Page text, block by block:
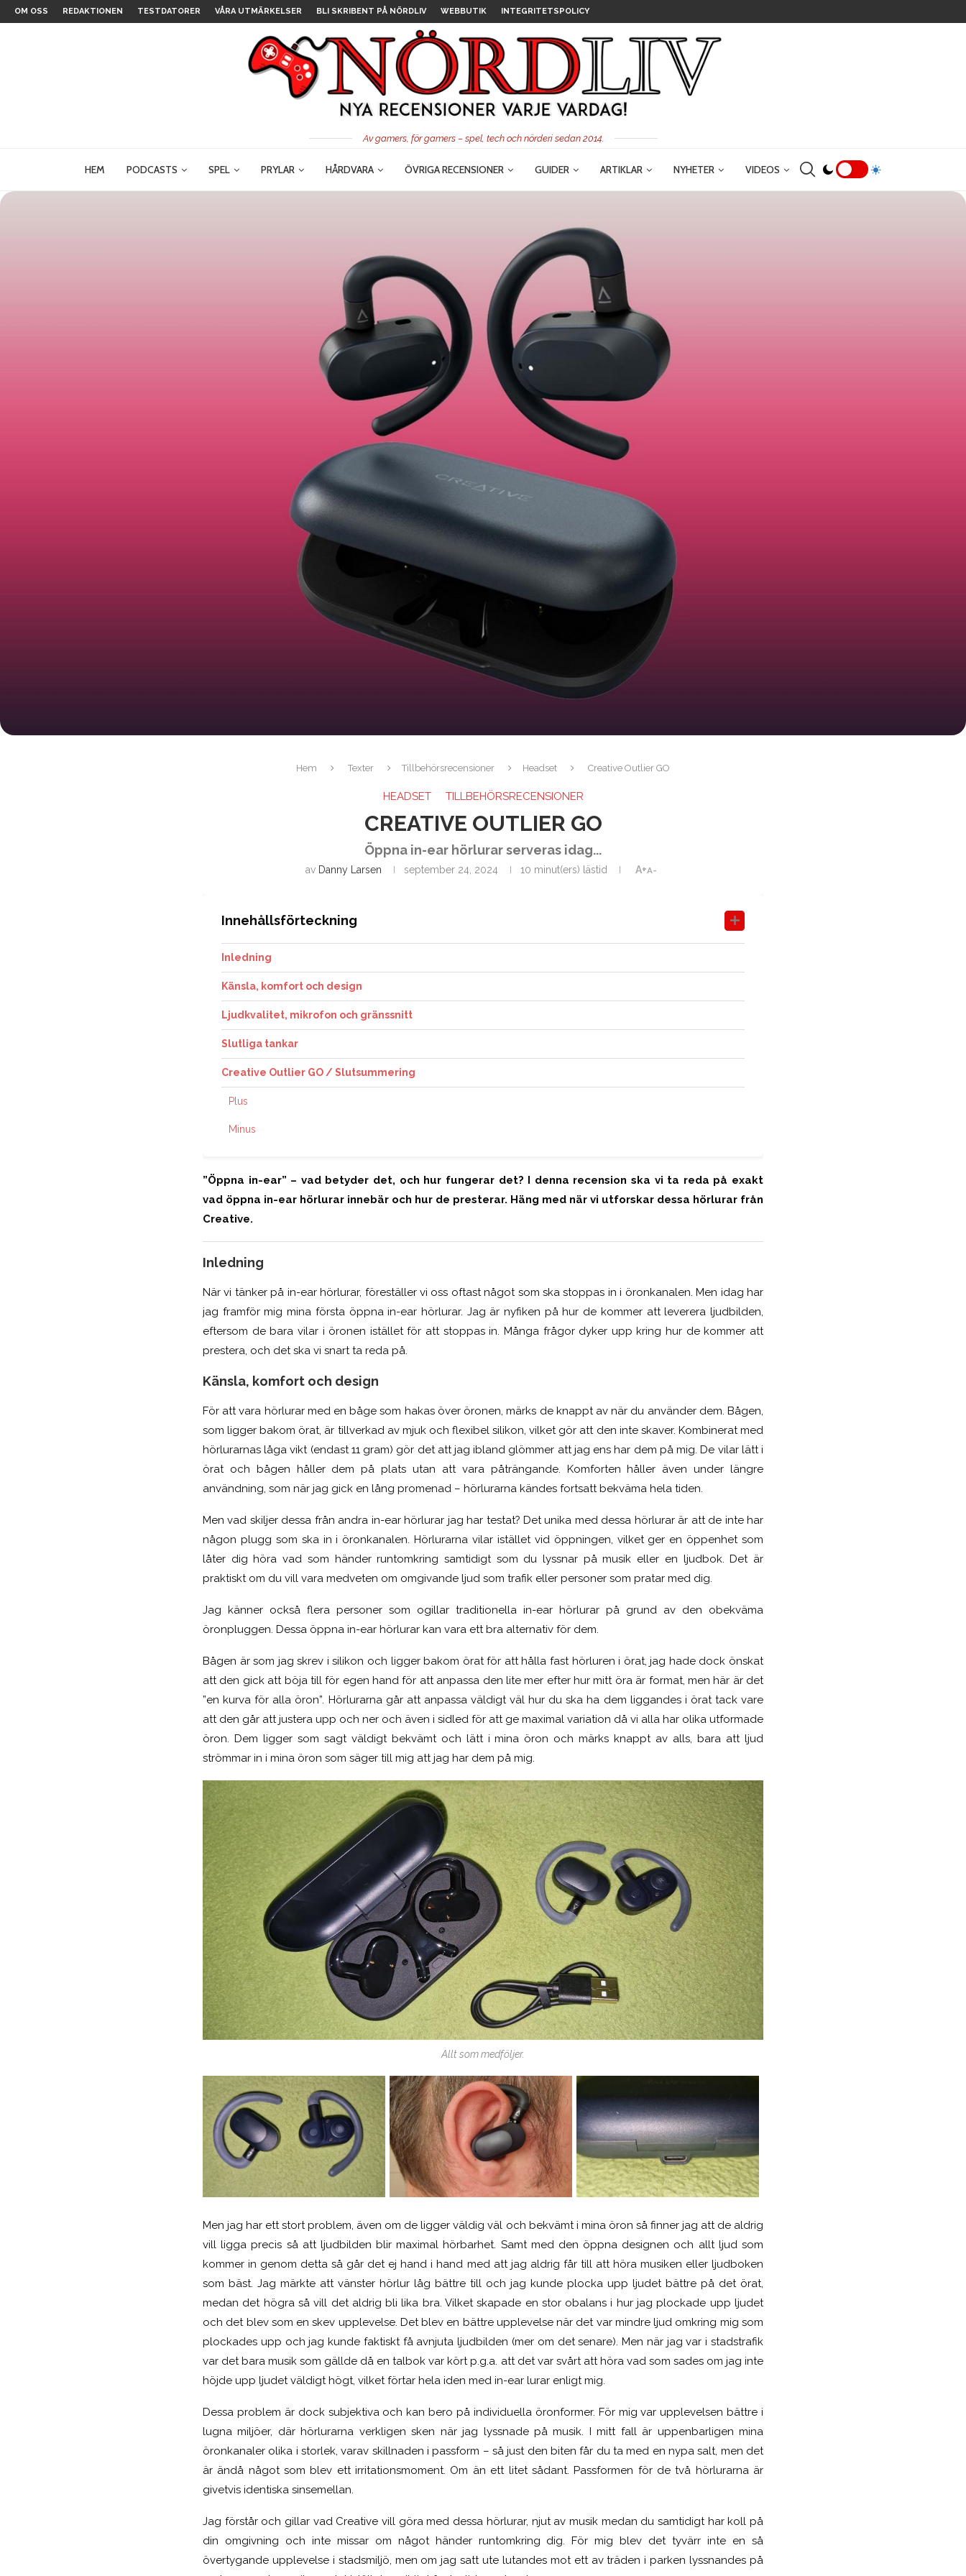
OM OSS REDAKTIONEN TESTDATORER VÅRA UTMÄRKELSER BLI SKRIBENT PÅ NÖRDLIV WEBBUTIK INTEGRITETSPOLICY
Av gamers, för gamers – spel, tech och nörderi sedan 2014.
HEM PODCASTS SPEL PRYLAR HÅRDVARA ÖVRIGA RECENSIONER GUIDER ARTIKLAR NYHETER VIDEOS
Hem Texter Tillbehörsrecensioner Headset Creative Outlier GO
HEADSET TILLBEHÖRSRECENSIONER
CREATIVE OUTLIER GO
Öppna in-ear hörlurar serveras idag...
av Danny Larsen september 24, 2024 10 minut(ers) lästid A+A-
Innehållsförteckning
Inledning
Känsla, komfort och design
Ljudkvalitet, mikrofon och gränssnitt
Slutliga tankar
Creative Outlier GO / Slutsummering
Plus
Minus
”Öppna in-ear” – vad betyder det, och hur fungerar det? I denna recension ska vi ta reda på exakt
vad öppna in-ear hörlurar innebär och hur de presterar. Häng med när vi utforskar dessa hörlurar från
Creative.
Inledning
När vi tänker på in-ear hörlurar, föreställer vi oss oftast något som ska stoppas in i öronkanalen. Men idag har
jag framför mig mina första öppna in-ear hörlurar. Jag är nyfiken på hur de kommer att leverera ljudbilden,
eftersom de bara vilar i öronen istället för att stoppas in. Många frågor dyker upp kring hur de kommer att
prestera, och det ska vi snart ta reda på.
Känsla, komfort och design
För att vara hörlurar med en båge som hakas över öronen, märks de knappt av när du använder dem. Bågen,
som ligger bakom örat, är tillverkad av mjuk och flexibel silikon, vilket gör att den inte skaver. Kombinerat med
hörlurarnas låga vikt (endast 11 gram) gör det att jag ibland glömmer att jag ens har dem på mig. De vilar lätt i
örat och bågen håller dem på plats utan att vara påträngande. Komforten håller även under längre
användning, som när jag gick en lång promenad – hörlurarna kändes fortsatt bekväma hela tiden.
Men vad skiljer dessa från andra in-ear hörlurar jag har testat? Det unika med dessa hörlurar är att de inte har
någon plugg som ska in i öronkanalen. Hörlurarna vilar istället vid öppningen, vilket ger en öppenhet som
låter dig höra vad som händer runtomkring samtidigt som du lyssnar på musik eller en ljudbok. Det är
praktiskt om du vill vara medveten om omgivande ljud som trafik eller personer som pratar med dig.
Jag känner också flera personer som ogillar traditionella in-ear hörlurar på grund av den obekväma
öronpluggen. Dessa öppna in-ear hörlurar kan vara ett bra alternativ för dem.
Bågen är som jag skrev i silikon och ligger bakom örat för att hålla fast hörluren i örat, jag hade dock önskat
att den gick att böja till för egen hand för att anpassa den lite mer efter hur mitt öra är format, men här är det
”en kurva för alla öron”. Hörlurarna går att anpassa väldigt väl hur du ska ha dem liggandes i örat tack vare
att den går att justera upp och ner och även i sidled för att ge maximal variation då vi alla har olika utformade
öron. Dem ligger som sagt väldigt bekvämt och lätt i mina öron och märks knappt av alls, bara att ljud
strömmar in i mina öron som säger till mig att jag har dem på mig.
Allt som medföljer.
Men jag har ett stort problem, även om de ligger väldig väl och bekvämt i mina öron så finner jag att de aldrig
vill ligga precis så att ljudbilden blir maximal hörbarhet. Samt med den öppna designen och allt ljud som
kommer in genom detta så går det ej hand i hand med att jag aldrig får till att höra musiken eller ljudboken
som bäst. Jag märkte att vänster hörlur låg bättre till och jag kunde plocka upp ljudet bättre på det örat,
medan det högra så vill det aldrig bli lika bra. Vilket skapade en stor obalans i hur jag plockade upp ljudet
och det blev som en skev upplevelse. Det blev en bättre upplevelse när det var mindre ljud omkring mig som
plockades upp och jag kunde faktiskt få avnjuta ljudbilden (mer om det senare). Men när jag var i stadstrafik
var det bara musik som gällde då en talbok var kört p.g.a. att det var svårt att höra vad som sades om jag inte
höjde upp ljudet väldigt högt, vilket förtar hela iden med in-ear lurar enligt mig.
Dessa problem är dock subjektiva och kan bero på individuella öronformer. För mig var upplevelsen bättre i
lugna miljöer, där hörlurarna verkligen sken när jag lyssnade på musik. I mitt fall är uppenbarligen mina
öronkanaler olika i storlek, varav skillnaden i passform – så just den biten får du ta med en nypa salt, men det
är ändå något som blev ett irritationsmoment. Om än ett litet sådant. Passformen för de två hörlurarna är
givetvis identiska sinsemellan.
Jag förstår och gillar vad Creative vill göra med dessa hörlurar, njut av musik medan du samtidigt har koll på
din omgivning och inte missar om något händer runtomkring dig. För mig blev det tyvärr inte en så
övertygande upplevelse i stadsmiljö, men om jag satt ute lutandes mot ett av träden i parken lyssnandes på